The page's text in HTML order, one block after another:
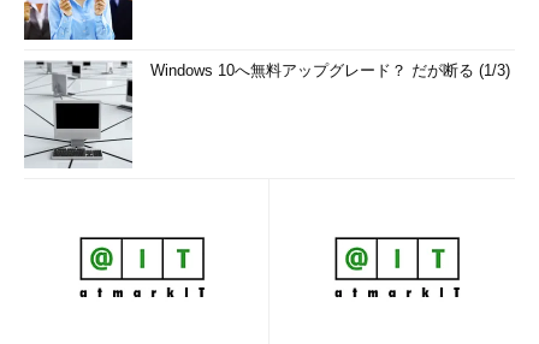
Windows 10へ無料アップグレード？ だが断る (1/3)